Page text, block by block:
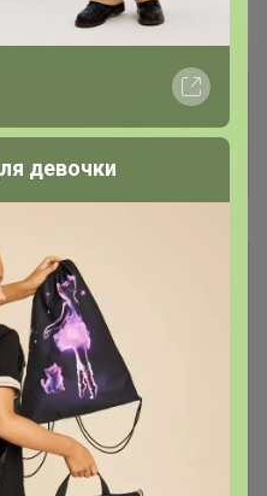
4 лота
893
девочки